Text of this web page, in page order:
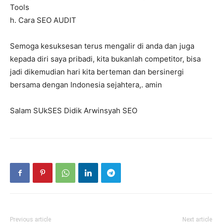
Tools
h. Cara SEO AUDIT
Semoga kesuksesan terus mengalir di anda dan juga
kepada diri saya pribadi, kita bukanlah competitor, bisa
jadi dikemudian hari kita berteman dan bersinergi
bersama dengan Indonesia sejahtera,. amin
Salam SUkSES Didik Arwinsyah SEO
Previous article Next article